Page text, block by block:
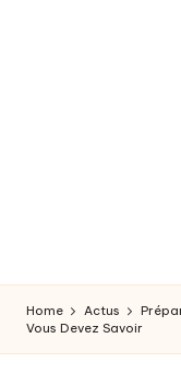
e
e
Home Actus
Vous Devez Savoir